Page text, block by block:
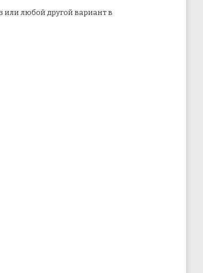
или любой другой вариант в